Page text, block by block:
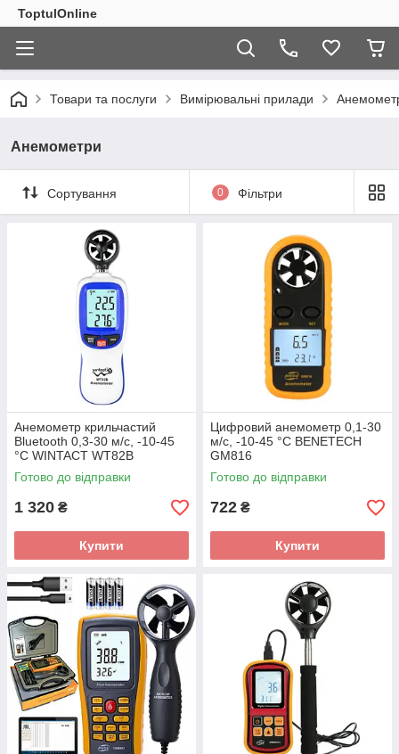
ToptulOnline
Товари та послуги Вимірювальні прилади
Анемометри
Сортування 0 Фільтри
Анемометр крильчастий
Bluetooth 0,3-30 м/с, -10-45
°C WINTACT WT82B
Готово до відправки
1 320 ₴
Купити
Цифровий анемометр 0,1-30
м/с, -10-45 °C BENETECH
GM816
Готово до відправки
722 ₴
Купити